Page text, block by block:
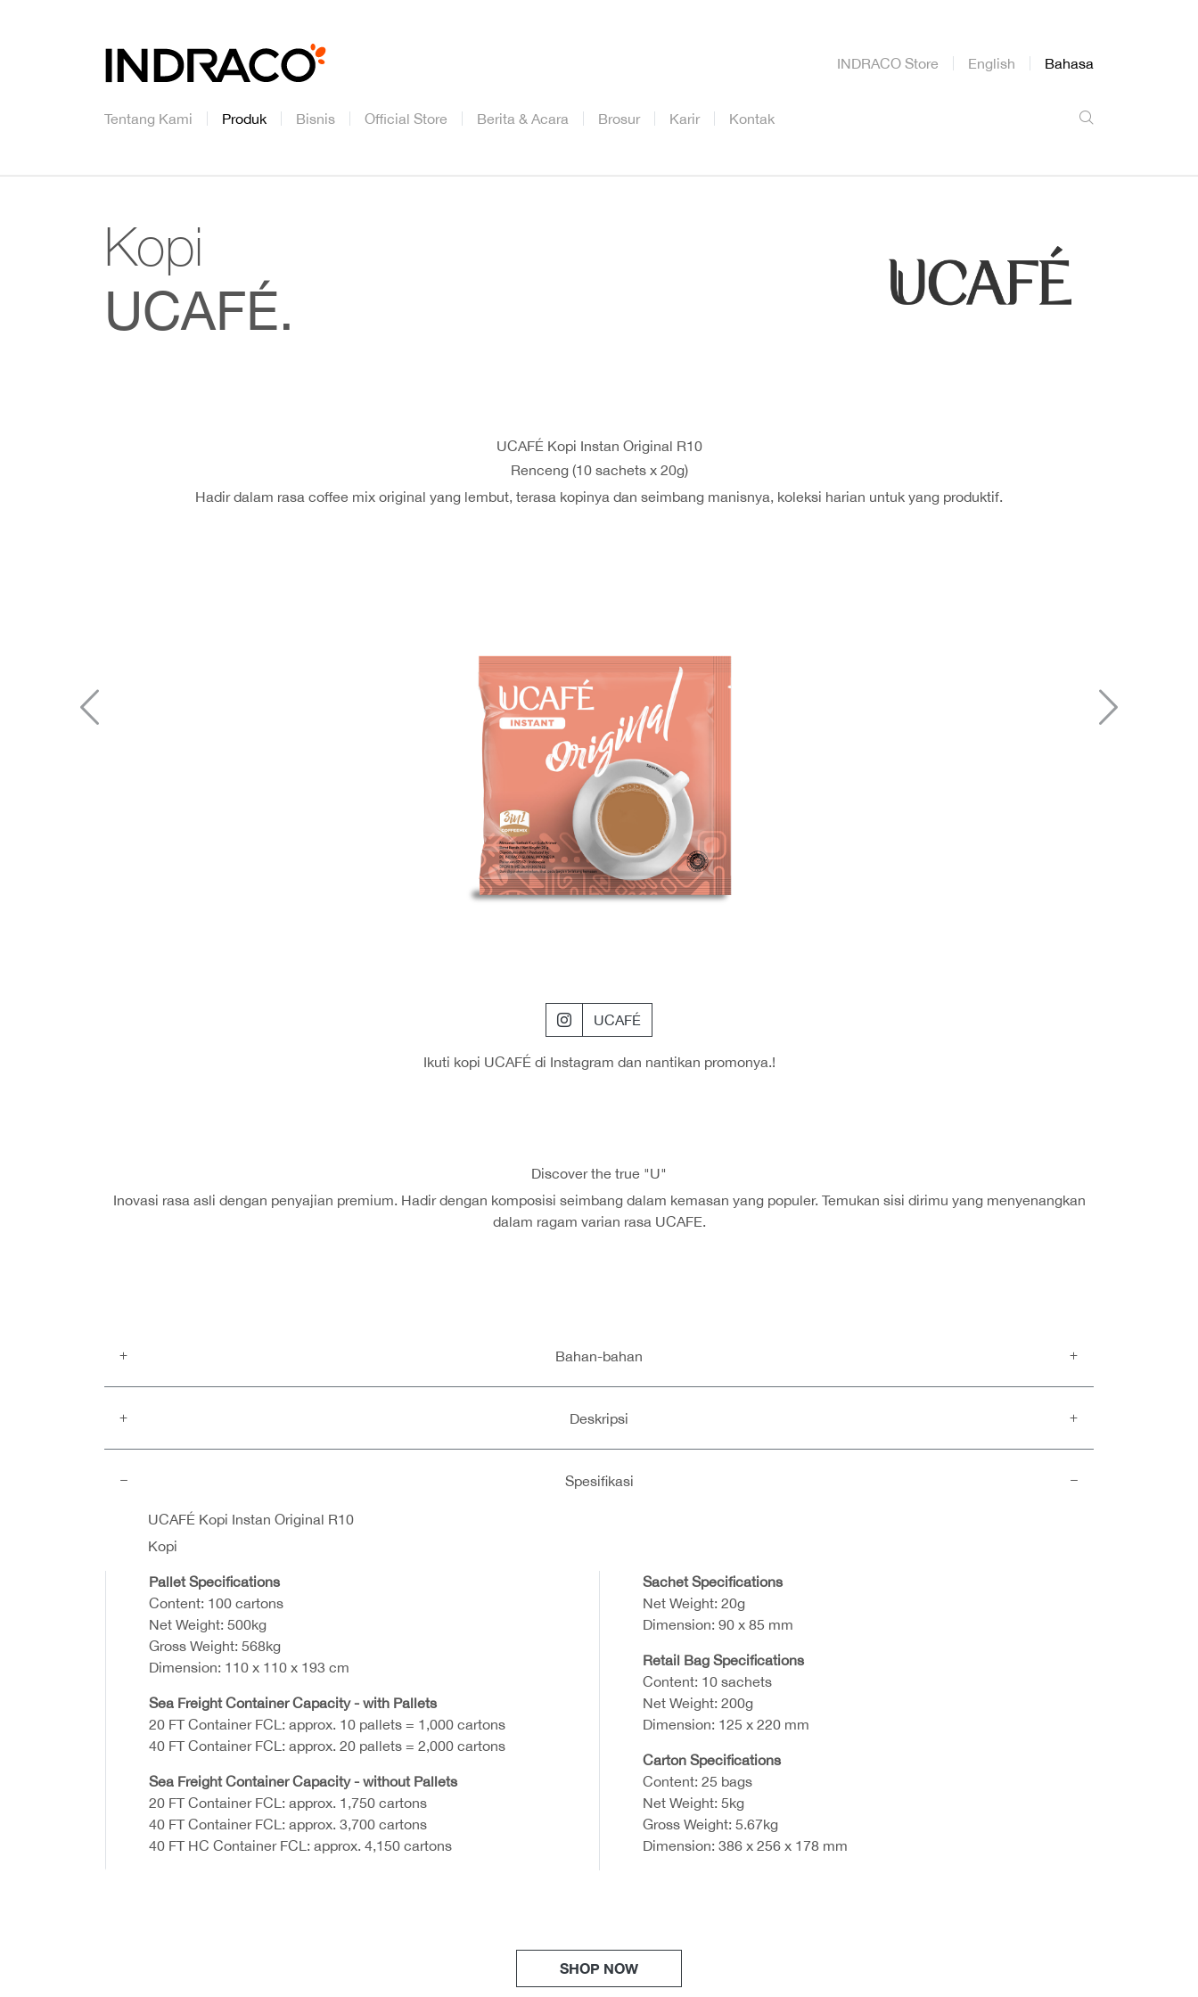
INDRACO Store English Bahasa
Tentang Kami Produk Bisnis Official Store Berita & Acara Brosur Karir Kontak
Kopi
UCAFÉ.
UCAFÉ Kopi Instan Original R10
Renceng (10 sachets x 20g)
Hadir dalam rasa coffee mix original yang lembut, terasa kopinya dan seimbang manisnya, koleksi harian untuk yang produktif.
UCAFÉ
Ikuti kopi UCAFÉ di Instagram dan nantikan promonya.!
Discover the true "U"
Inovasi rasa asli dengan penyajian premium. Hadir dengan komposisi seimbang dalam kemasan yang populer. Temukan sisi dirimu yang menyenangkan
dalam ragam varian rasa UCAFE.
Bahan-bahan
Deskripsi
Spesifikasi
UCAFÉ Kopi Instan Original R10
Kopi
Pallet Specifications
Content: 100 cartons
Net Weight: 500kg
Gross Weight: 568kg
Dimension: 110 x 110 x 193 cm
Sea Freight Container Capacity - with Pallets
20 FT Container FCL: approx. 10 pallets = 1,000 cartons
40 FT Container FCL: approx. 20 pallets = 2,000 cartons
Sea Freight Container Capacity - without Pallets
20 FT Container FCL: approx. 1,750 cartons
40 FT Container FCL: approx. 3,700 cartons
40 FT HC Container FCL: approx. 4,150 cartons
Sachet Specifications
Net Weight: 20g
Dimension: 90 x 85 mm
Retail Bag Specifications
Content: 10 sachets
Net Weight: 200g
Dimension: 125 x 220 mm
Carton Specifications
Content: 25 bags
Net Weight: 5kg
Gross Weight: 5.67kg
Dimension: 386 x 256 x 178 mm
SHOP NOW
Sebelumnya